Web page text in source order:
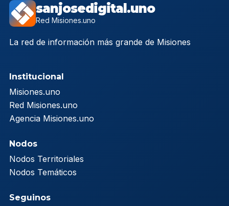
sanjosedigital.uno
Red Misiones.uno
La red de información más grande de Misiones
Institucional
Misiones.uno
Red Misiones.uno
Agencia Misiones.uno
Nodos
Nodos Territoriales
Nodos Temáticos
Seguinos